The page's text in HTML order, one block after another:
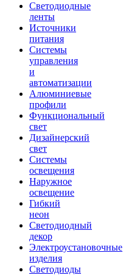
Светодиодные
ленты
Источники
питания
Системы
управления
и
автоматизации
Алюминиевые
профили
Функциональный
свет
Дизайнерский
свет
Системы
освещения
Наружное
освещение
Гибкий
неон
Светодиодный
декор
Электроустановочные
изделия
Светодиоды